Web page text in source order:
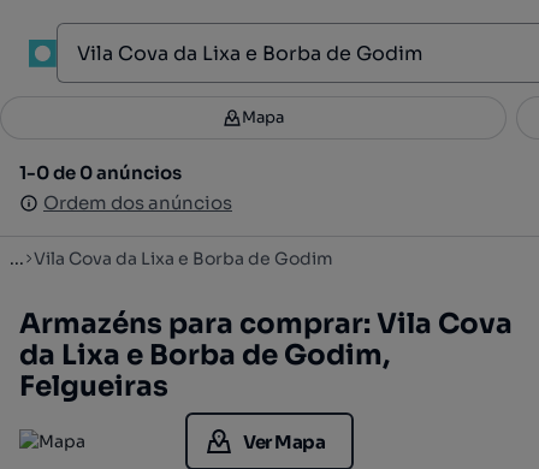
Filtros 2
1-0 de 0 anúncios
Ordem dos anúncios
Mapa
1-0 de 0 anúncios
Ordem dos anúncios
... Vila Cova da Lixa e Borba de Godim
Armazéns para comprar: Vila Cova
da Lixa e Borba de Godim,
Felgueiras
Ver Mapa